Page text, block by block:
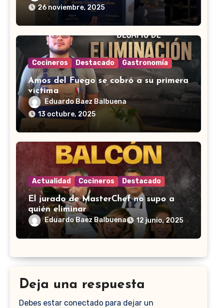
26 noviembre, 2025
Cocineros Destacado Gastronomía
Amos del Fuego se cobró a su primera
víctima
Eduardo Baez Balbuena
13 octubre, 2025
Actualidad Cocineros Destacado
El jurado de MasterChef no supo a
quién eliminar
Eduardo Baez Balbuena 12 junio, 2025
Deja una respuesta
Debes estar conectado para dejar un